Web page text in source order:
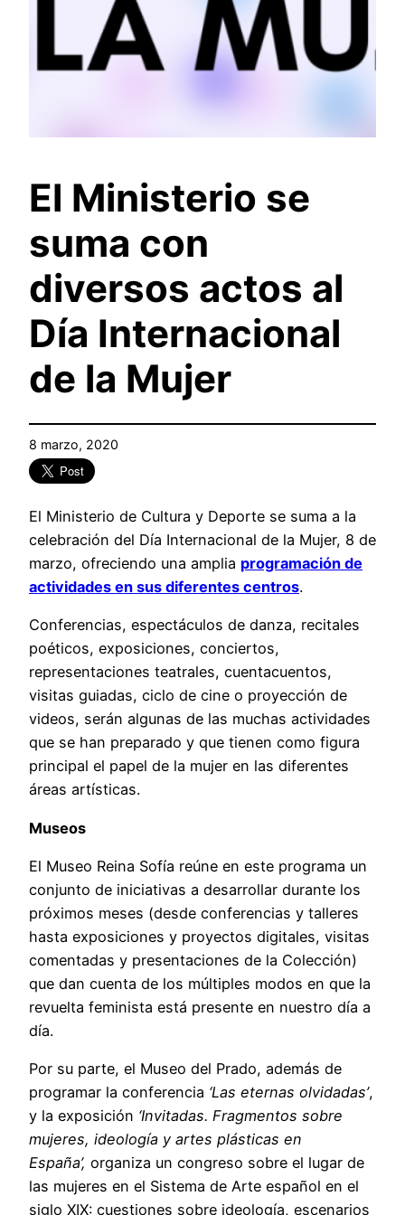
El Ministerio se
suma con
diversos actos al
Día Internacional
de la Mujer
8 marzo, 2020
El Ministerio de Cultura y Deporte se suma a la
celebración del Día Internacional de la Mujer, 8 de
marzo, ofreciendo una amplia programación de
actividades en sus diferentes centros.
Conferencias, espectáculos de danza, recitales
poéticos, exposiciones, conciertos,
representaciones teatrales, cuentacuentos,
visitas guiadas, ciclo de cine o proyección de
videos, serán algunas de las muchas actividades
que se han preparado y que tienen como figura
principal el papel de la mujer en las diferentes
áreas artísticas.
Museos
El Museo Reina Sofía reúne en este programa un
conjunto de iniciativas a desarrollar durante los
próximos meses (desde conferencias y talleres
hasta exposiciones y proyectos digitales, visitas
comentadas y presentaciones de la Colección)
que dan cuenta de los múltiples modos en que la
revuelta feminista está presente en nuestro día a
día.
Por su parte, el Museo del Prado, además de
programar la conferencia ‘Las eternas olvidadas’,
y la exposición ‘Invitadas. Fragmentos sobre
mujeres, ideología y artes plásticas en
España’, organiza un congreso sobre el lugar de
las mujeres en el Sistema de Arte español en el
siglo XIX: cuestiones sobre ideología, escenarios